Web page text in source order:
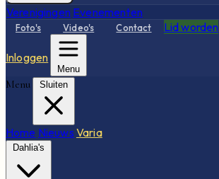
Verenigingen Evenementen
Foto's Video's Contact Lid worden
Inloggen
Menu
Menu Sluiten
Home Nieuws Varia
Dahlia's